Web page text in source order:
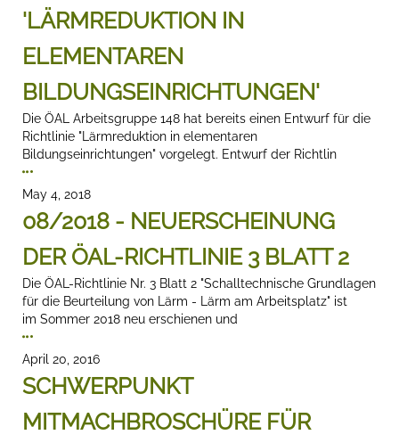
'LÄRMREDUKTION IN
ELEMENTAREN
BILDUNGSEINRICHTUNGEN'
Die ÖAL Arbeitsgruppe 148 hat bereits einen Entwurf für die
Richtlinie "Lärmreduktion in elementaren
Bildungseinrichtungen" vorgelegt. Entwurf der Richtlin
May 4, 2018
08/2018 - NEUERSCHEINUNG
DER ÖAL-RICHTLINIE 3 BLATT 2
Die ÖAL-Richtlinie Nr. 3 Blatt 2 "Schalltechnische Grundlagen
für die Beurteilung von Lärm - Lärm am Arbeitsplatz" ist
im Sommer 2018 neu erschienen und
April 20, 2016
SCHWERPUNKT
MITMACHBROSCHÜRE FÜR